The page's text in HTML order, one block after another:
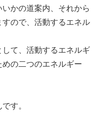
かの道案内、それから
ので、活動するエネル
て、活動するエネルギ
の二つのエネルギー
す。